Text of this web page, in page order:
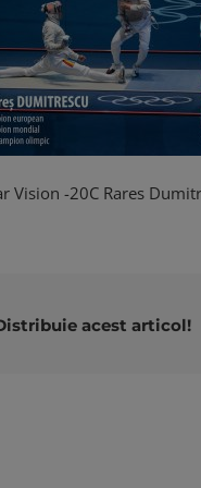
Vision -20C Rares
acest articol!